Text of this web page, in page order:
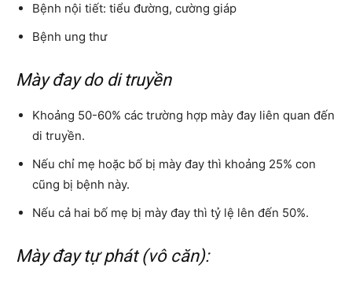
Bệnh nội tiết: tiểu đường, cường giáp
Bệnh ung thư
Mày đay do di truyền
Khoảng 50-60% các trường hợp mày đay liên quan đến
di truyền.
Nếu chỉ mẹ hoặc bố bị mày đay thì khoảng 25% con
cũng bị bệnh này.
Nếu cả hai bố mẹ bị mày đay thì tỷ lệ lên đến 50%.
Mày đay tự phát (vô căn):